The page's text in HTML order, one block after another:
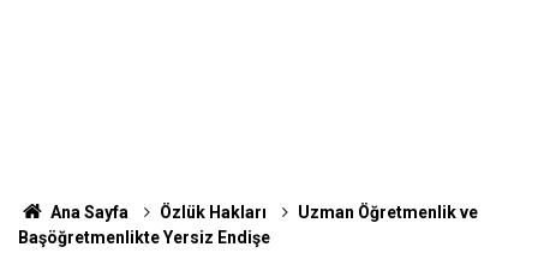
Ana Sayfa Özlük Hakları
Uzman Öğretmenlik ve
Başöğretmenlikte Yersiz Endişe